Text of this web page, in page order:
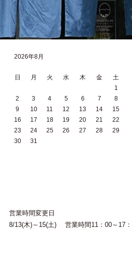
2026年8月
日 月 火 水 木 金
土
1
2
3 4 5 6 7
8
9
10 11 12 13 14
15
16
17 18 19 20 21
22
23
24 25 26 27 28
29
30
31
営業時間変更日
8/13(木)～15(土) 営業時間11：00～17